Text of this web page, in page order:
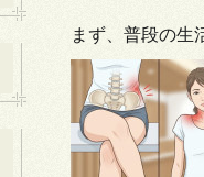
まず、普段の生